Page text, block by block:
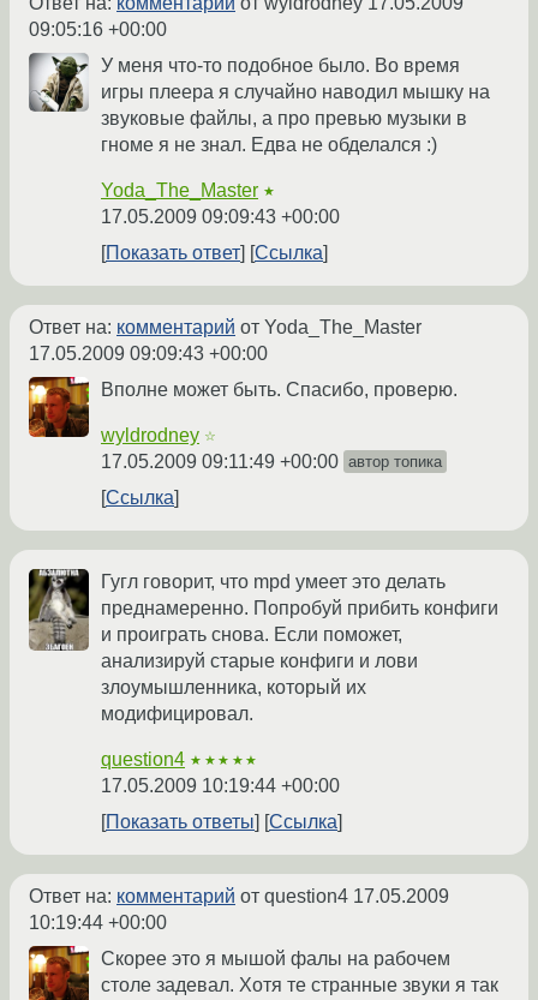
09:05:16 +00:00
У меня что-то подобное было. Во время
игры плеера я случайно наводил мышку на
звуковые файлы, а про превью музыки в
гноме я не знал. Едва не обделался :)
Yoda_The_Master ★
17.05.2009 09:09:43 +00:00
Показать ответ
Ссылка
Ответ на: комментарий от Yoda_The_Master
17.05.2009 09:09:43 +00:00
Вполне может быть. Спасибо, проверю.
wyldrodney ☆
17.05.2009 09:11:49 +00:00 автор топика
Ссылка
Гугл говорит, что mpd умеет это делать
преднамеренно. Попробуй прибить конфиги
и проиграть снова. Если поможет,
анализируй старые конфиги и лови
злоумышленника, который их
модифицировал.
question4 ★★★★★
17.05.2009 10:19:44 +00:00
Показать ответы
Ссылка
Ответ на: комментарий от question4 17.05.2009
10:19:44 +00:00
Скорее это я мышой фалы на рабочем
столе задевал. Хотя те странные звуки я так